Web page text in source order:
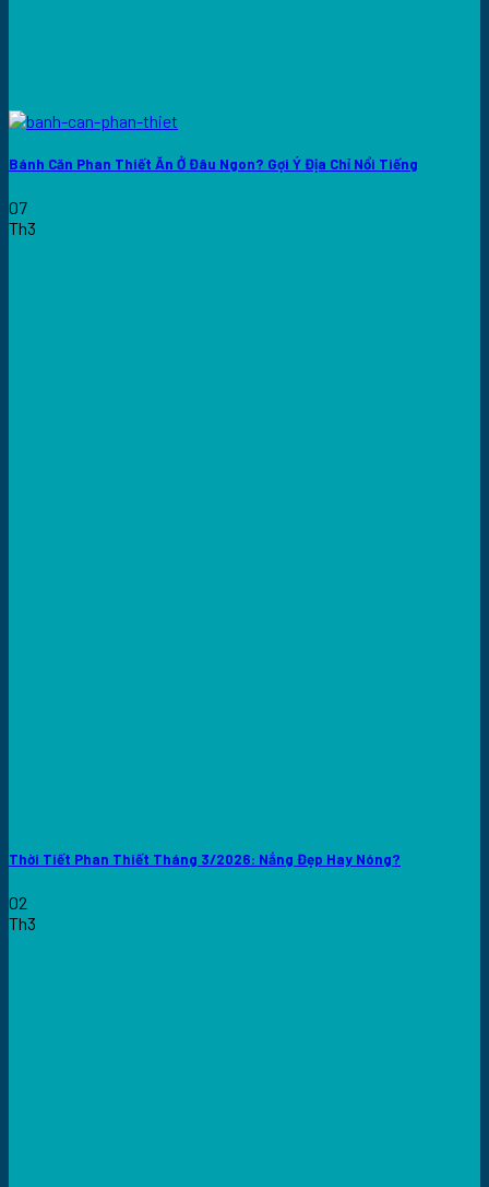
Bánh Căn Phan Thiết Ăn Ở Đâu Ngon? Gợi Ý Địa Chỉ Nổi Tiếng
07
Th3
Thời Tiết Phan Thiết Tháng 3/2026: Nắng Đẹp Hay Nóng?
02
Th3